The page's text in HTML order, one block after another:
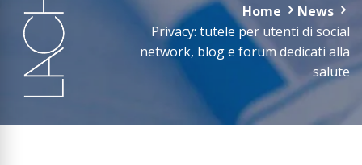
Home
News
Privacy: tutele per utenti di social
network, blog e forum dedicati alla
salute